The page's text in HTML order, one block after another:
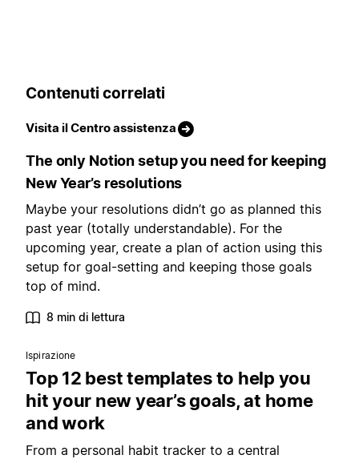
Contenuti correlati
Visita il Centro assistenza
The only Notion setup you need for keeping
New Year’s resolutions
Maybe your resolutions didn’t go as planned this
past year (totally understandable). For the
upcoming year, create a plan of action using this
setup for goal-setting and keeping those goals
top of mind.
8 min di lettura
Ispirazione
Top 12 best templates to help you
hit your new year’s goals, at home
and work
From a personal habit tracker to a central